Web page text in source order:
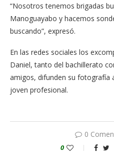
“Nosotros tenemos brigadas
Manoguayabo y hacemos
buscando”, expresó.
En las redes sociales los
Daniel, tanto del bachillerato
amigos, difunden su fotografía
joven profesional.
0
0